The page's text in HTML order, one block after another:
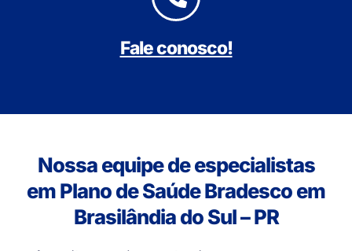
Fale conosco!
Nossa equipe de especialistas
em Plano de Saúde Bradesco em
Brasilândia do Sul – PR